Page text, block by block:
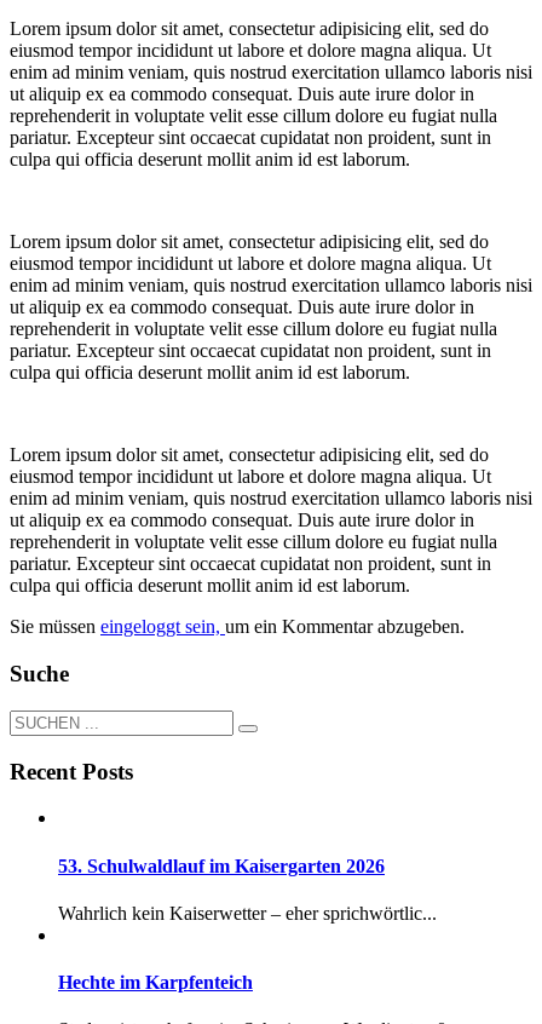
Lorem ipsum dolor sit amet, consectetur adipisicing elit, sed do
eiusmod tempor incididunt ut labore et dolore magna aliqua. Ut
enim ad minim veniam, quis nostrud exercitation ullamco laboris nisi
ut aliquip ex ea commodo consequat. Duis aute irure dolor in
reprehenderit in voluptate velit esse cillum dolore eu fugiat nulla
pariatur. Excepteur sint occaecat cupidatat non proident, sunt in
culpa qui officia deserunt mollit anim id est laborum.
Lorem ipsum dolor sit amet, consectetur adipisicing elit, sed do
eiusmod tempor incididunt ut labore et dolore magna aliqua. Ut
enim ad minim veniam, quis nostrud exercitation ullamco laboris nisi
ut aliquip ex ea commodo consequat. Duis aute irure dolor in
reprehenderit in voluptate velit esse cillum dolore eu fugiat nulla
pariatur. Excepteur sint occaecat cupidatat non proident, sunt in
culpa qui officia deserunt mollit anim id est laborum.
Lorem ipsum dolor sit amet, consectetur adipisicing elit, sed do
eiusmod tempor incididunt ut labore et dolore magna aliqua. Ut
enim ad minim veniam, quis nostrud exercitation ullamco laboris nisi
ut aliquip ex ea commodo consequat. Duis aute irure dolor in
reprehenderit in voluptate velit esse cillum dolore eu fugiat nulla
pariatur. Excepteur sint occaecat cupidatat non proident, sunt in
culpa qui officia deserunt mollit anim id est laborum.
Sie müssen eingeloggt sein, um ein Kommentar abzugeben.
Suche
Recent Posts
53. Schulwaldlauf im Kaisergarten 2026
Wahrlich kein Kaiserwetter – eher sprichwörtlic...
Hechte im Karpfenteich